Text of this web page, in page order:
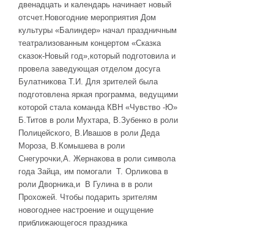
двенадцать и календарь начинает новый
отсчет.Новогодние мероприятия Дом
культуры «Балиндер» начал праздничным
театрализованным концертом «Сказка
сказок-Новый год»,который подготовила и
провела заведующая отделом досуга
Булатникова Т.И. Для зрителей была
подготовлена яркая программа, ведущими
которой стала команда КВН «Чувство -Ю»
Б.Титов в роли Мухтара, В.Зубенко в роли
Полицейского, В.Ивашов в роли Деда
Мороза, В.Комышева в роли
Снегурочки,А. Жернакова в роли символа
года Зайца, им помогали Т. Орликова в
роли Дворника,и В Гулина в в роли
Прохожей. Чтобы подарить зрителям
новогоднее настроение и ощущение
приближающегося праздника